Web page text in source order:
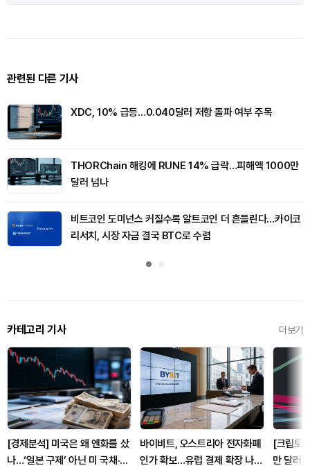
관련된 다른 기사
XDC, 10% 급등…0.040달러 저항 돌파 여부 주목
THORChain 해킹에 RUNE 14% 급락…피해액 1000만
달러 넘나
비트코인 도미넌스 커질수록 알트코인 더 흔들린다…카이코
리서치, 시장 자금 결국 BTC로 수렴
카테고리 기사 더보기
[경제분석] 미국은 왜 엔화를 샀
나…‘일본 구제’ 아닌 미 국채·아
바이비트, 오스트리아 전자화폐
인가 확보…유럽 결제 확장 나선
[크립토
만 달러,